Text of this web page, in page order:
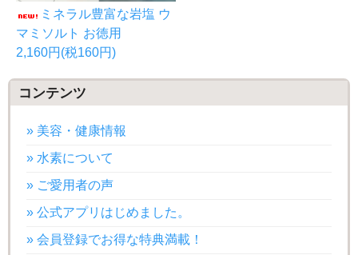
ミネラル豊富な岩塩 ウ
マミソルト お徳用
2,160円(税160円)
コンテンツ
» 美容・健康情報
» 水素について
» ご愛用者の声
» 公式アプリはじめました。
» 会員登録でお得な特典満載！